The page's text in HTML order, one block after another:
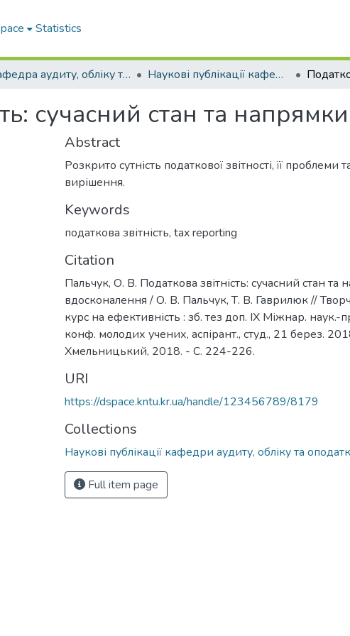
Statistics
Кафедра аудиту, обліку та оподаткування Наукові публікації кафедри аудиту, обліку та оподаткування
сучасний стан та
Abstract
Розкрито сутність податкової звітності, її проблеми
вирішення.
Keywords
податкова звітність, tax reporting
Citation
Пальчук, О. В. Податкова звітність: сучасний стан та
вдосконалення / О. В. Пальчук, Т. В. Гаврилюк //
курс на ефективність : зб. тез доп. IX Міжнар. наук.-
конф. молодих учених, аспірант., студ., 21 берез.
Хмельницький, 2018. - С. 224-226.
URI
https://dspace.kntu.kr.ua/handle/123456789/8179
Collections
Наукові публікації кафедри аудиту, обліку та
Full item page